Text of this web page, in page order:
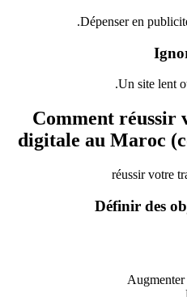
Dépenser en
Un site lent
Comment réussir
digitale au Maroc
Définir des